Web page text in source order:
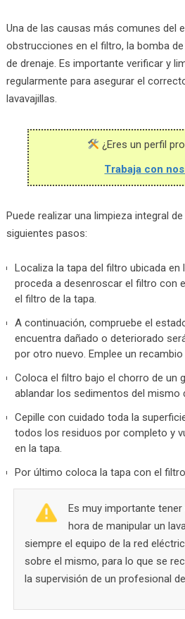
Una de las causas más comunes del
obstrucciones en el filtro, la bomba
de drenaje. Es importante verificar y
regularmente para asegurar el
lavavajillas.
¿Eres un perfil
Trabaja con
Puede realizar una limpieza integral
siguientes pasos:
Localiza la tapa del filtro ubicada en
proceda a desenroscar el filtro con
el filtro de la tapa.
A continuación, compruebe el
encuentra dañado o deteriorado
por otro nuevo. Emplee un
Coloca el filtro bajo el chorro de un
ablandar los sedimentos del mismo
Cepille con cuidado toda la
todos los residuos por completo y
en la tapa.
Por último coloca la tapa con el
Es muy importante
hora de manipular un
siempre el equipo de la red
sobre el mismo, para lo que se
la supervisión de un profesional